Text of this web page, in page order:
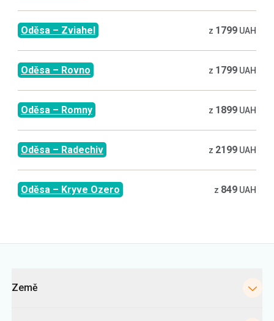
Oděsa – Zviahel z 1799 UAH
Oděsa – Rovno z 1799 UAH
Oděsa – Romny z 1899 UAH
Oděsa – Radechiv z 2199 UAH
Oděsa – Kryve Ozero z 849 UAH
Země